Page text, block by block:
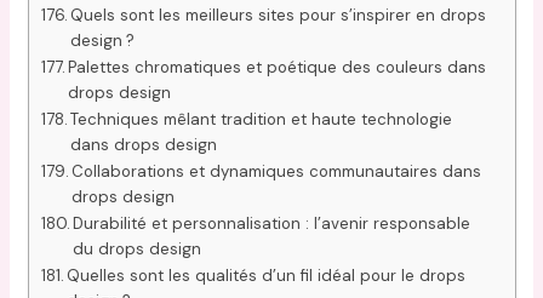
Quels sont les meilleurs sites pour s’inspirer en drops
design ?
Palettes chromatiques et poétique des couleurs dans
drops design
Techniques mêlant tradition et haute technologie
dans drops design
Collaborations et dynamiques communautaires dans
drops design
Durabilité et personnalisation : l’avenir responsable
du drops design
Quelles sont les qualités d’un fil idéal pour le drops